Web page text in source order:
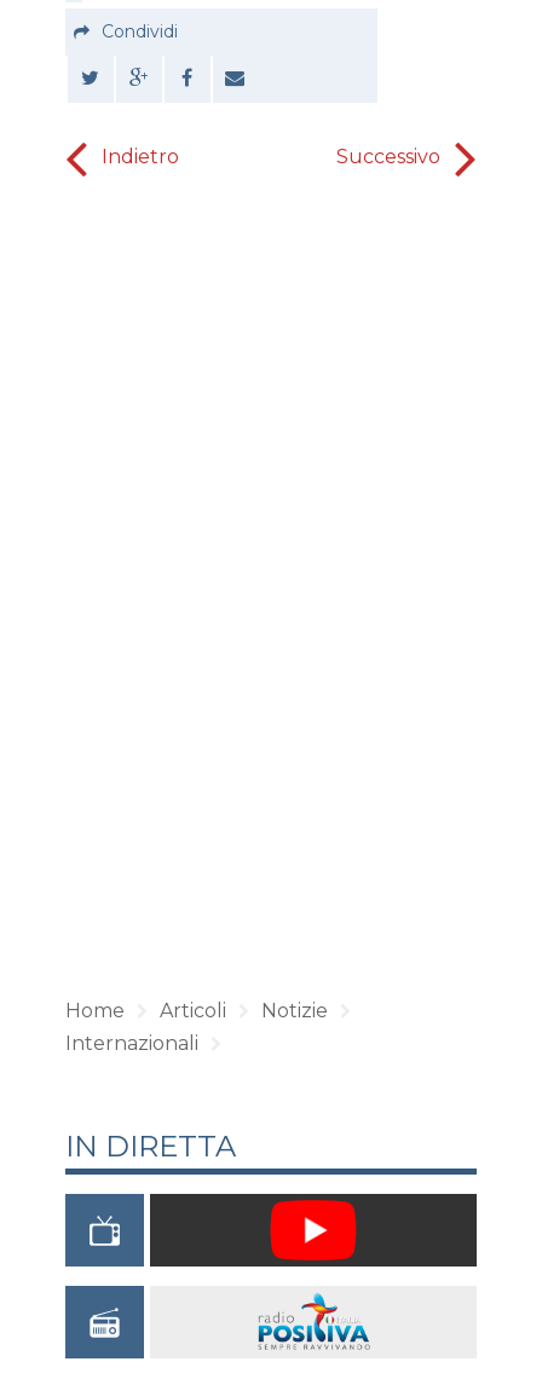
Condividi
Indietro Successivo
Home Articoli
Notizie
Internazionali
IN DIRETTA